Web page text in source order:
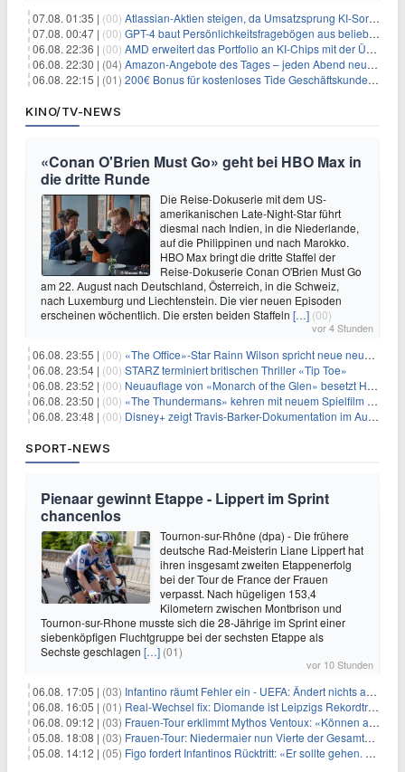
07.08. 01:35 | (00) Atlassian-Aktien steigen, da Umsatzsprung KI-Sorgen dämpft
07.08. 00:47 | (00) GPT-4 baut Persönlichkeitsfragebögen aus beliebigen Texten und sagt Antworten voraus
06.08. 22:36 | (00) AMD erweitert das Portfolio an KI-Chips mit der Übernahme von Taalas
06.08. 22:30 | (04) Amazon-Angebote des Tages – jeden Abend neue Deals zum Stöbern
06.08. 22:15 | (01) 200€ Bonus für kostenloses Tide Geschäftskundenkonto
KINO/TV-NEWS
«Conan O'Brien Must Go» geht bei HBO Max in
die dritte Runde
Die Reise-Dokuserie mit dem US-
amerikanischen Late-Night-Star führt
diesmal nach Indien, in die Niederlande,
auf die Philippinen und nach Marokko.
HBO Max bringt die dritte Staffel der
Reise-Dokuserie Conan O'Brien Must Go
am 22. August nach Deutschland, Österreich, in die Schweiz,
nach Luxemburg und Liechtenstein. Die vier neuen Episoden
erscheinen wöchentlich. Die ersten beiden Staffeln […] (00)
vor 4 Stunden
06.08. 23:55 | (00) «The Office»-Star Rainn Wilson spricht neue neuseeländische Serie «Settling»
06.08. 23:54 | (00) STARZ terminiert britischen Thriller «Tip Toe»
06.08. 23:52 | (00) Neuauflage von «Monarch of the Glen» besetzt Hauptrollen
06.08. 23:50 | (00) «The Thundermans» kehren mit neuem Spielfilm zurück
06.08. 23:48 | (00) Disney+ zeigt Travis-Barker-Dokumentation im August
SPORT-NEWS
Pienaar gewinnt Etappe - Lippert im Sprint
chancenlos
Tournon-sur-Rhône (dpa) - Die frühere
deutsche Rad-Meisterin Liane Lippert hat
ihren insgesamt zweiten Etappenerfolg
bei der Tour de France der Frauen
verpasst. Nach hügeligen 153,4
Kilometern zwischen Montbrison und
Tournon-sur-Rhone musste sich die 28-Jährige im Sprint einer
siebenköpfigen Fluchtgruppe bei der sechsten Etappe als
Sechste geschlagen […] (01)
vor 10 Stunden
06.08. 17:05 | (03) Infantino räumt Fehler ein - UEFA: Ändert nichts an Boykott
06.08. 16:05 | (01) Real-Wechsel fix: Diomande ist Leipzigs Rekordtransfer
06.08. 09:12 | (03) Frauen-Tour erklimmt Mythos Ventoux: «Können alles schaffen»
05.08. 18:08 | (03) Frauen-Tour: Niedermaier nun Vierte der Gesamtwertung
05.08. 14:12 | (05) Figo fordert Infantinos Rücktritt: «Er sollte gehen. Jetzt»